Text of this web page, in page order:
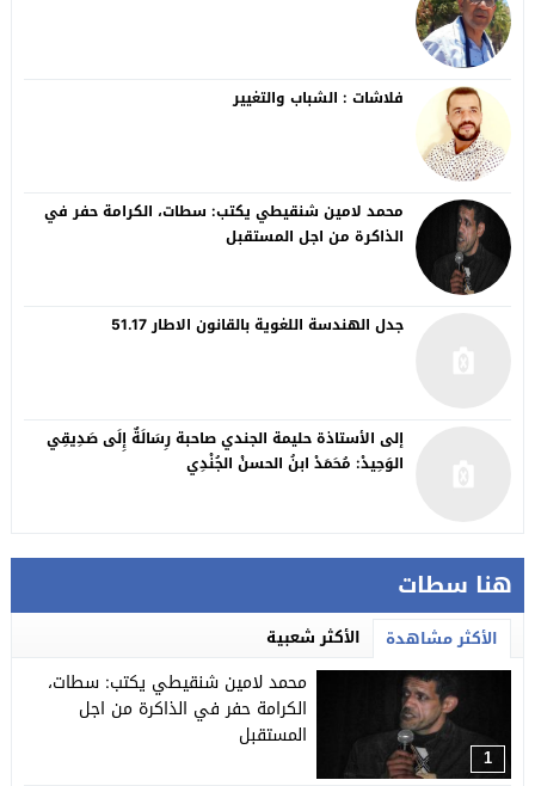
هنا سطات
الأكثر مشاهدة الأكثر شعبية
1
محمد لامين شنقيطي يكتب: سطات،
الكرامة حفر في الذاكرة من اجل
المستقبل
فلاشات : الشباب والتغيير
محمد لامين شنقيطي يكتب: سطات، الكرامة حفر في
الذاكرة من اجل المستقبل
جدل الهندسة اللغوية بالقانون الاطار 51.17
إلى الأستاذة حليمة الجندي صاحبة رِسَالَةٌ إِلَى صَدِيقِي
الوَحِيدْ: مُحَمَدْ ابنُ الحسنْ الجُنْدِي